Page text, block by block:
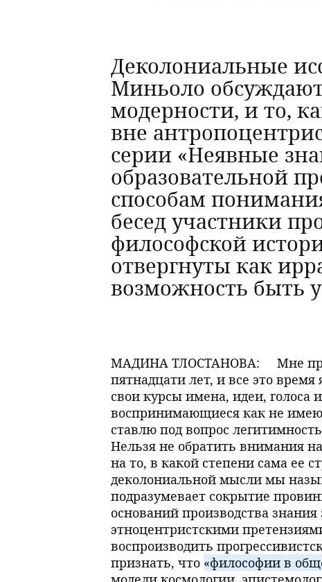
Деколониальные
Миньоло
модерности, и то,
вне
серии «Неявные
образовательной
способам
бесед участники
философской
отвергнуты как
возможность быть
МАДИНА ТЛОСТАНОВА:
Мне
пятнадцати лет, и все это
свои курсы имена, идеи, голоса
воспринимающиеся как не
ставлю под вопрос
Нельзя не обратить внимания
на то, в какой степени сама ее
деколониальной мысли мы
подразумевает сокрытие
оснований производства
этноцентристскими
воспроизводить
признать, что «филоcофии в